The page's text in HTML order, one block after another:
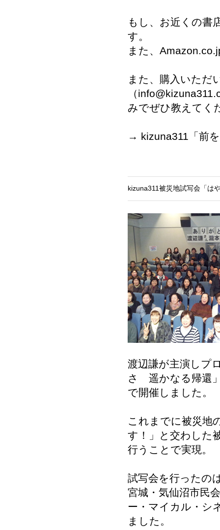
もし、お近くの書
す。
また、
また、購入いただ
（
みでぜひ教えてく
→ kizuna311「前
kizuna311被災地試写会「は
渡辺謙が主演しプ
さ 遥かなる帰還
で開催しました。
これまでに被災地
す！」と交わした
行うことで実現。
試写会を行ったの
宮城・気仙沼市民
ー・マイカル・シ
ました。